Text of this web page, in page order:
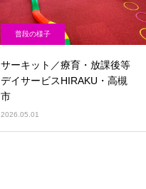
普段の様子
サーキット／療育・放課後等
デイサービスHIRAKU・高槻
市
2026.05.01